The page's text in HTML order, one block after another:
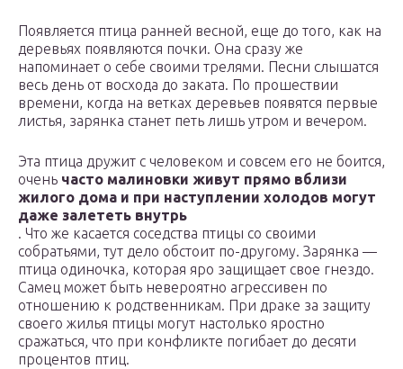
Появляется птица ранней весной, еще до того, как на
деревьях появляются почки. Она сразу же
напоминает о себе своими трелями. Песни слышатся
весь день от восхода до заката. По прошествии
времени, когда на ветках деревьев появятся первые
листья, зарянка станет петь лишь утром и вечером.
Эта птица дружит с человеком и совсем его не боится,
очень часто малиновки живут прямо вблизи
жилого дома и при наступлении холодов могут
даже залететь внутрь
. Что же касается соседства птицы со своими
собратьями, тут дело обстоит по-другому. Зарянка —
птица одиночка, которая яро защищает свое гнездо.
Самец может быть невероятно агрессивен по
отношению к родственникам. При драке за защиту
своего жилья птицы могут настолько яростно
сражаться, что при конфликте погибает до десяти
процентов птиц.